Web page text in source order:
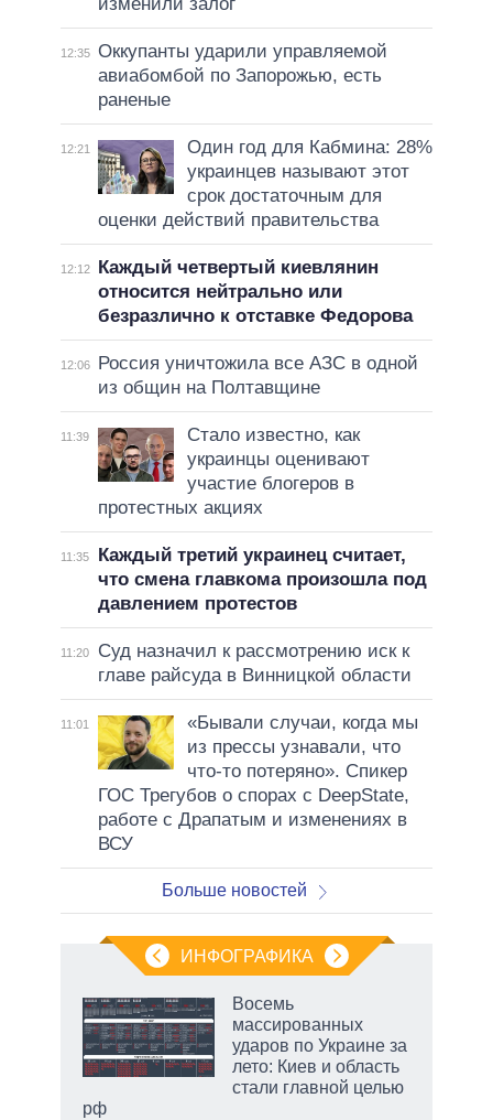
изменили залог
12:35 Оккупанты ударили управляемой
авиабомбой по Запорожью, есть
раненые
12:21
Один год для Кабмина: 28%
украинцев называют этот
срок достаточным для
оценки действий правительства
12:12
Каждый четвертый киевлянин
относится нейтрально или
безразлично к отставке Федорова
12:06
Россия уничтожила все АЗС в одной
из общин на Полтавщине
11:39
Стало известно, как
украинцы оценивают
участие блогеров в
протестных акциях
11:35
Каждый третий украинец считает,
что смена главкома произошла под
давлением протестов
11:20
Суд назначил к рассмотрению иск к
главе райсуда в Винницкой области
11:01
«Бывали случаи, когда мы
из прессы узнавали, что
что-то потеряно». Спикер
ГОС Трегубов о спорах с DeepState,
работе с Драпатым и изменениях в
ВСУ
Больше новостей
ИНФОГРАФИКА
Восемь
массированных
ударов по Украине за
лето: Киев и область
стали главной целью
рф